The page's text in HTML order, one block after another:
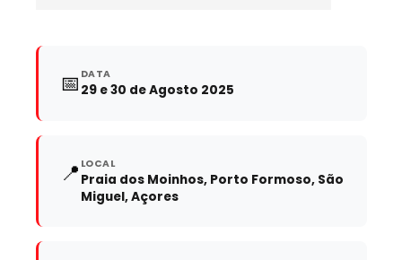
📅 DATA
29 e 30 de Agosto 2025
📍 LOCAL
Praia dos Moinhos, Porto Formoso, São
Miguel, Açores